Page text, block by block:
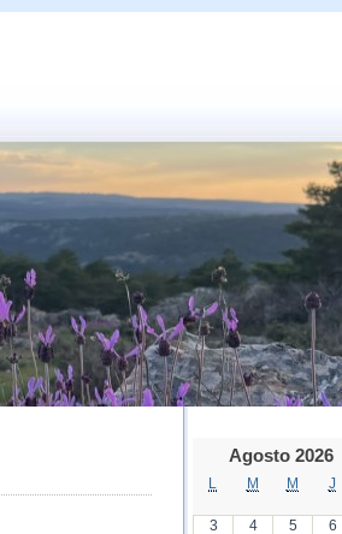
Agosto 2026
M M J
3
4 5 6